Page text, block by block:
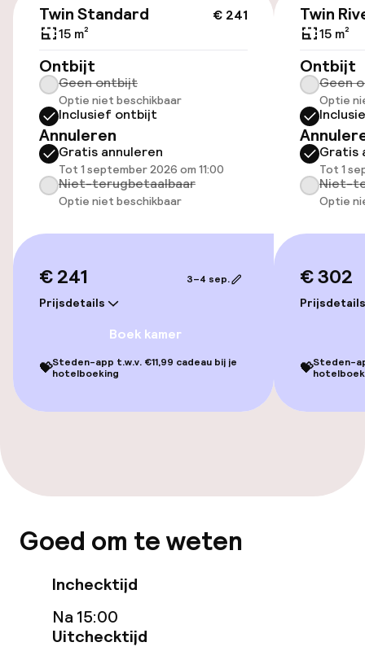
Openbaar parkeren
locatie
Fietsverhuur
Toegankelijkheid
Lift
Voor toegankelijkheid
geoptimaliseerde kamers beschikbaar
Kamers
Voor toegankelijkheid
geoptimaliseerde kamers beschikbaar
Entertainment
Eet- en drinkgelegenheden
Bar
Eet- en drinkdiensten
€ 241
Twin Standard
15 m²
Ontbijt
Geen ontbijt
Optie niet beschikbaar
Inclusief ontbijt
Annuleren
Gratis annuleren
Tot 1 september 2026 om 11:00
Niet-terugbetaalbaar
Optie niet beschikbaar
€ 241
Prijsdetails
3–4 sep.
Boek kamer
💝Steden-app t.w.v. €11,99 cadeau bij je
hotelboeking
Twin
15 m²
Ontbijt
Geen
Optie
Gratis
Tot 1
Niet-
Optie
€ 302
Prijsdetails
💝Steden-
Goed om te weten
Inchecktijd
Na 15:00
Uitchecktijd